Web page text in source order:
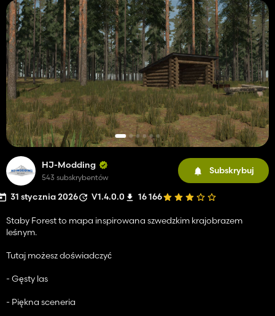
HJ-Modding
543 subskrybentów
Subskrybuj
31 stycznia 2026 V1.4.0.0 16 166
Staby Forest to mapa inspirowana szwedzkim krajobrazem
leśnym.
Tutaj możesz doświadczyć
- Gęsty las
- Piękna sceneria